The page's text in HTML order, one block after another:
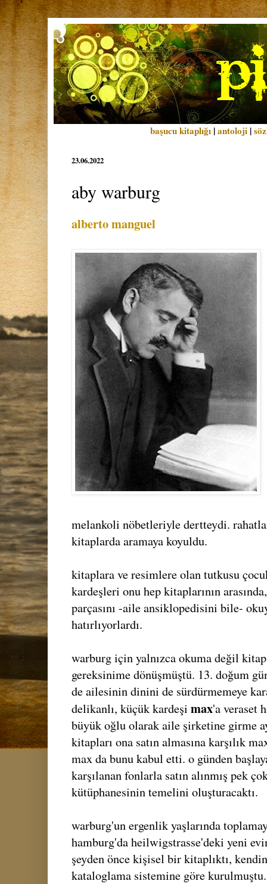
başucu kitaplığı |antoloji |
23.06.2022
aby warburg
alberto manguel
melankoli nöbetleriyle dertteydi.
kitaplarda aramaya koyuldu.
kitaplara ve resimlere olan tutkusu
kardeşleri onu hep kitaplarının
parçasını -aile ansiklopedisini bile-
hatırlıyorlardı.
warburg için yalnızca okuma değil
gereksinime dönüşmüştü. 13. doğum
de ailesinin dinini de sürdürmemeye
delikanlı, küçük kardeşi max'a veraset
büyük oğlu olarak aile şirketine girme
kitapları ona satın almasına karşılık
max da bunu kabul etti. o günden
karşılanan fonlarla satın alınmış pek
kütüphanesinin temelini oluşturacaktı.
warburg'un ergenlik yaşlarında
hamburg'da heilwigstrasse'deki yeni
şeyden önce kişisel bir kitaplıktı,
kataloglama sistemine göre kurulmuştu.